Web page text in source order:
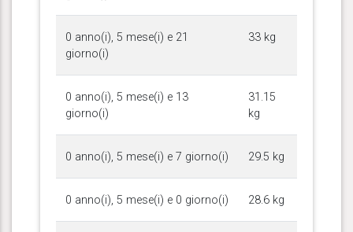
0 anno(i), 5 mese(i) e 21
giorno(i)
33 kg
0 anno(i), 5 mese(i) e 13
giorno(i)
31.15
kg
0 anno(i), 5 mese(i) e 7 giorno(i) 29.5 kg
0 anno(i), 5 mese(i) e 0 giorno(i) 28.6 kg